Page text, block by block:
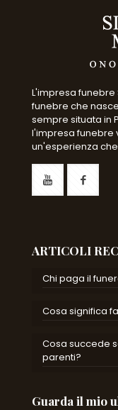
L'impresa
funebre che
sempre situata in
l'impresa funebre
un'esperienza
ARTICOLI
Chi paga il
Cosa significa
Cosa succede
parenti?
Guarda il mio